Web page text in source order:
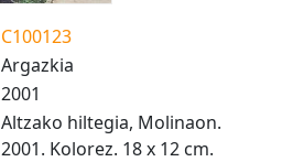
C100123
Argazkia
2001
Altzako hiltegia, Molinaon.
2001. Kolorez. 18 x 12 cm.